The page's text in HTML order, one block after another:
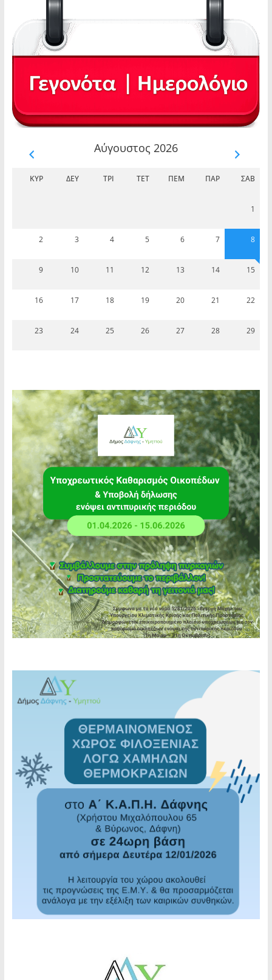
Αύγουστος 2026
ΚΥΡ ΔΕΥ ΤΡΊ ΤΕΤ ΠΈΜ ΠΑΡ ΣΆΒ
1
2 3 4 5 6 7 8
9 10 11 12 13 14 15
16 17 18 19 20 21 22
23 24 25 26 27 28 29